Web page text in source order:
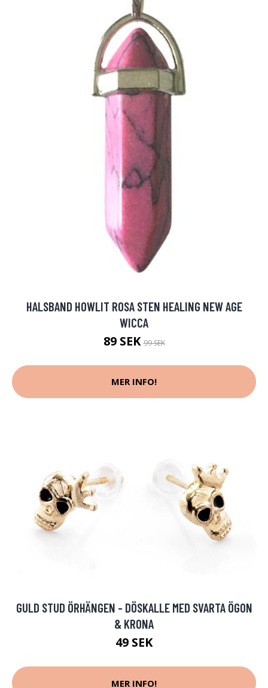
HALSBAND HOWLIT ROSA STEN HEALING NEW AGE
WICCA
89 SEK99 SEK
MER INFO!
GULD STUD ÖRHÄNGEN - DÖSKALLE MED SVARTA ÖGON
& KRONA
49 SEK
MER INFO!